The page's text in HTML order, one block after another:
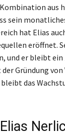
sein
hat Elias
eröffnet.
und er bleibt
Gründung
das